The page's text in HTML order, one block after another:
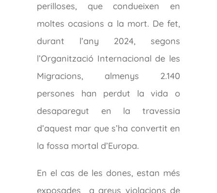
perilloses, que condueixen en
moltes ocasions a la mort. De fet,
durant l’any 2024, segons
l’Organització Internacional de les
Migracions, almenys 2.140
persones han perdut la vida o
desaparegut en la travessia
d’aquest mar que s’ha convertit en
la fossa mortal d’Europa.
En el cas de les dones, estan més
exposades a greus violacions de